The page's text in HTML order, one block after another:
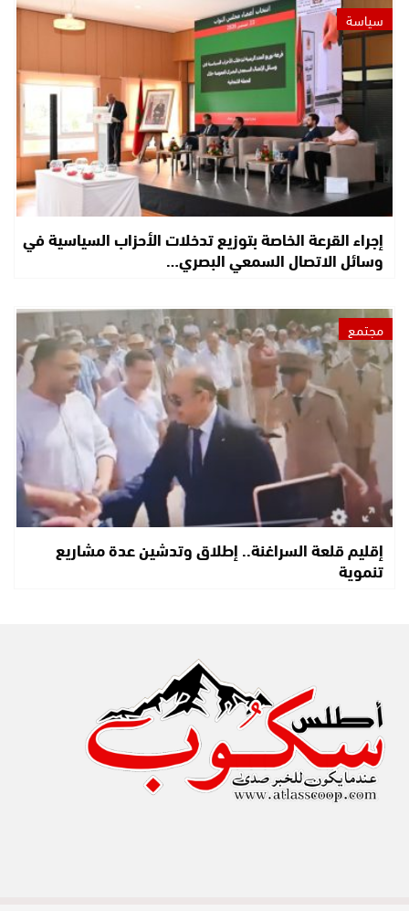
سياسة
إجراء القرعة الخاصة بتوزيع تدخلات الأحزاب السياسية في
وسائل الاتصال السمعي البصري…
مجتمع
إقليم قلعة السراغنة.. إطلاق وتدشين عدة مشاريع
تنموية